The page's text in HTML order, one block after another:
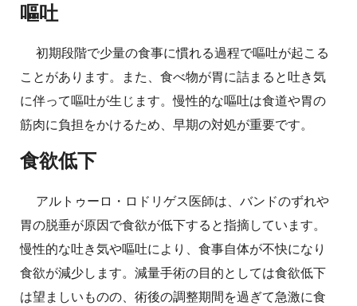
嘔吐
初期段階で少量の食事に慣れる過程で嘔吐が起こる
ことがあります。また、食べ物が胃に詰まると吐き気
に伴って嘔吐が生じます。慢性的な嘔吐は食道や胃の
筋肉に負担をかけるため、早期の対処が重要です。
食欲低下
アルトゥーロ・ロドリゲス医師は、バンドのずれや
胃の脱垂が原因で食欲が低下すると指摘しています。
慢性的な吐き気や嘔吐により、食事自体が不快になり
食欲が減少します。減量手術の目的としては食欲低下
は望ましいものの、術後の調整期間を過ぎて急激に食